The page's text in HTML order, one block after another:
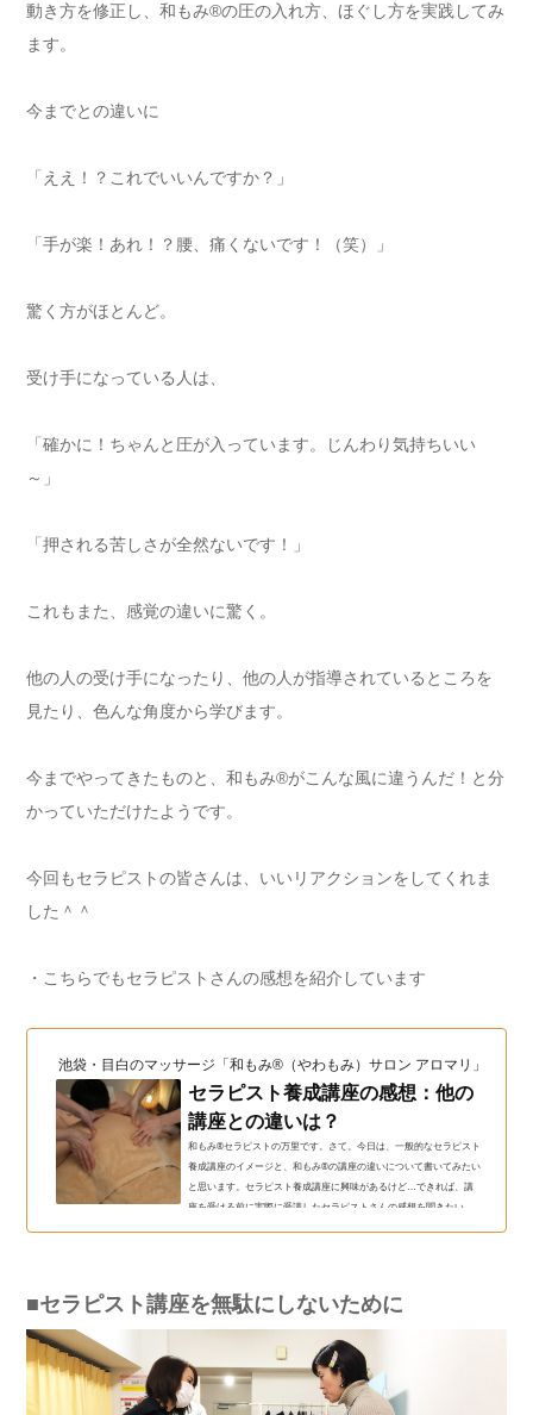
動き方を修正し、和もみ®の圧の入れ方、ほぐし方を実践してみ
ます。
今までとの違いに
「ええ！？これでいいんですか？」
「手が楽！あれ！？腰、痛くないです！（笑）」
驚く方がほとんど。
受け手になっている人は、
「確かに！ちゃんと圧が入っています。じんわり気持ちいい
～」
「押される苦しさが全然ないです！」
これもまた、感覚の違いに驚く。
他の人の受け手になったり、他の人が指導されているところを
見たり、色んな角度から学びます。
今までやってきたものと、和もみ®がこんな風に違うんだ！と分
かっていただけたようです。
今回もセラピストの皆さんは、いいリアクションをしてくれま
した＾＾
・こちらでもセラピストさんの感想を紹介しています
池袋・目白のマッサージ「和もみ®（やわもみ）サロン アロマリ」（和
セラピスト養成講座の感想：他の
講座との違いは？
和もみ®セラピストの万里です。さて。今日は、一般的なセラピスト
養成講座のイメージと、和もみ®の講座の違いについて書いてみたい
と思います。セラピスト養成講座に興味があるけど…できれば、講
座を受ける前に実際に受講したセラピストさんの感想を聞きたい。
験を基に、セラ...
■セラピスト講座を無駄にしないために